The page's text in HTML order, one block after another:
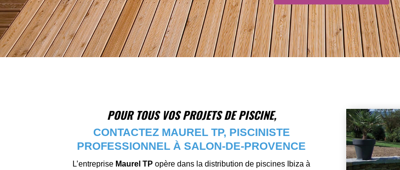
POUR TOUS VOS PROJETS DE PISCINE,
CONTACTEZ MAUREL TP, PISCINISTE
PROFESSIONNEL À SALON-DE-PROVENCE
L’entreprise Maurel TP opère dans la distribution de piscines Ibiza à